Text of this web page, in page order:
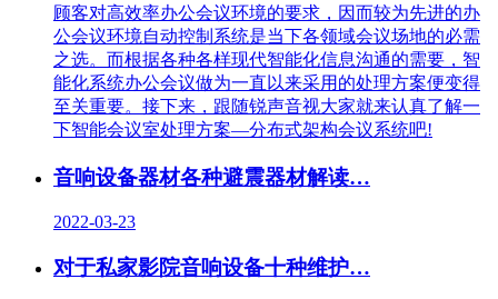
顾客对高效率办公会议环境的要求，因而较为先进的办
公会议环境自动控制系统是当下各领域会议场地的必需
之选。而根据各种各样现代智能化信息沟通的需要，智
能化系统办公会议做为一直以来采用的处理方案便变得
至关重要。接下来，跟随锐声音视大家就来认真了解一
下智能会议室处理方案—分布式架构会议系统吧!
音响设备器材各种避震器材解读…
2022-03-23
对于私家影院音响设备十种维护…